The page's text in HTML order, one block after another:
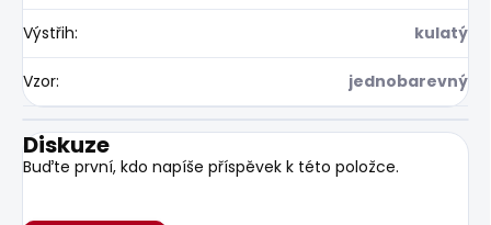
Výstřih: kulatý
Vzor: jednobarevný
Diskuze
Buďte první, kdo napíše příspěvek k této položce.